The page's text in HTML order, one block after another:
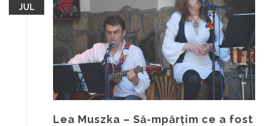
JUL
Lea Muszka – Să-mpărțim ce a fost